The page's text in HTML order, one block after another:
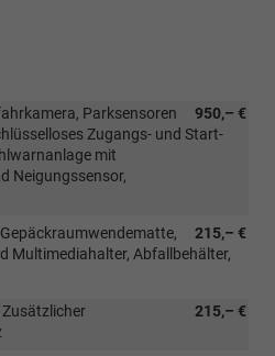
950,– €
Parksensoren
Zugangs- und Start-
mit
Neigungssensor,
215,– €
Gepäckraumwendematte,
Multimediahalter, Abfallbehälter,
215,– €
Zusätzlicher